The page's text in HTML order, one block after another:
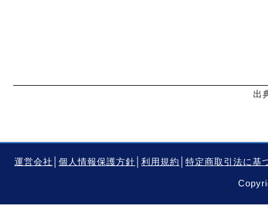
出
運営会社 個人情報保護方針 利用規約 特定商取引法に基